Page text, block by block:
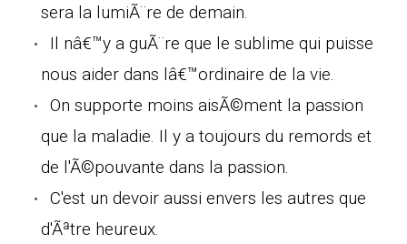
sera la lumiÃ¨re de demain.
Il nâ€™y a guÃ¨re que le sublime qui puisse
nous aider dans lâ€™ordinaire de la vie.
On supporte moins aisÃ©ment la passion
que la maladie. Il y a toujours du remords et
de l'Ã©pouvante dans la passion.
C'est un devoir aussi envers les autres que
d'Ãªtre heureux.